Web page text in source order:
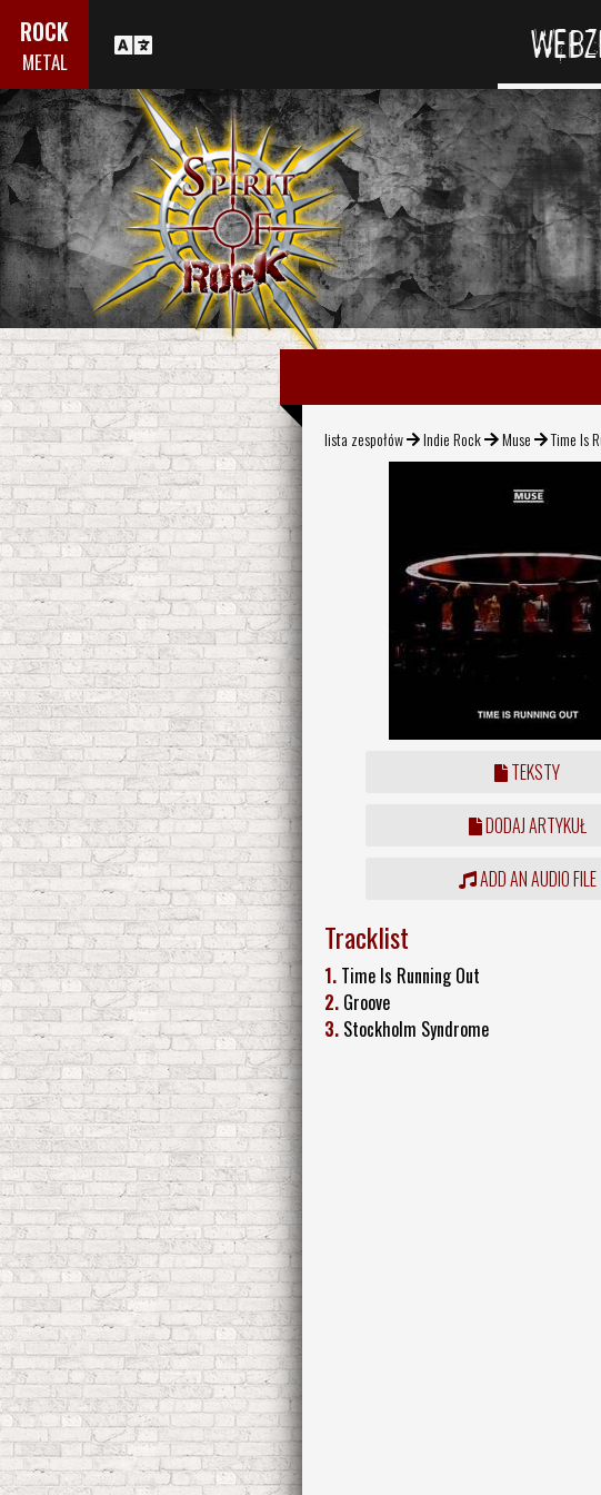
ROCK
METAL
lista zespołów Indie Rock Muse Time Is
TEKSTY
DODAJ ARTYKUŁ
ADD AN AUDIO FILE
Tracklist
1. Time Is Running Out
2. Groove
3. Stockholm Syndrome